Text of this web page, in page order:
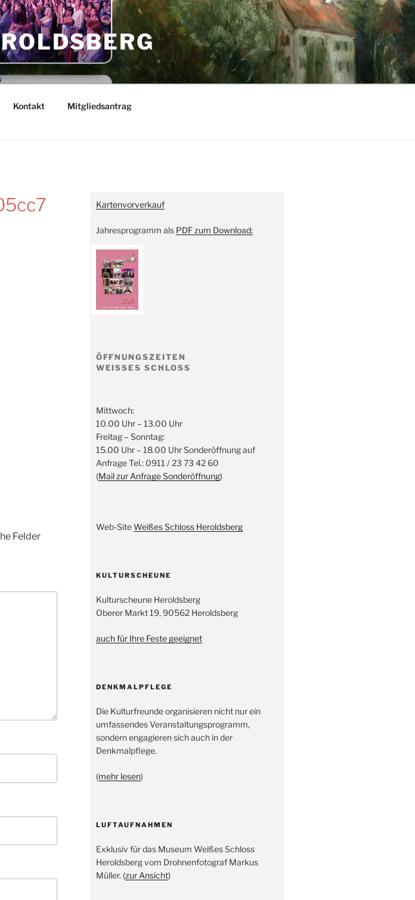
Kontakt Mitgliedsantrag
Felder
Kartenvorverkauf
Jahresprogramm als PDF zum Download:
ÖFFNUNGSZEITEN
WEISSES SCHLOSS
Mittwoch:
10.00 Uhr – 13.00 Uhr
Freitag – Sonntag:
15.00 Uhr – 18.00 Uhr Sonderöffnung auf
Anfrage Tel.: 0911 / 23 73 42 60
(Mail zur Anfrage Sonderöffnung)
Web-SiteWeißes Schloss Heroldsberg
KULTURSCHEUNE
Kulturscheune Heroldsberg
Oberer Markt 19, 90562 Heroldsberg
auch für Ihre Feste geeignet
DENKMALPFLEGE
Die Kulturfreunde organisieren nicht nur ein
umfassendes Veranstaltungsprogramm,
sondern engagieren sich auch in der
Denkmalpflege.
(mehr lesen)
LUFTAUFNAHMEN
Exklusiv für das Museum Weißes Schloss
Heroldsberg vom Drohnenfotograf Markus
Müller. (zur Ansicht)